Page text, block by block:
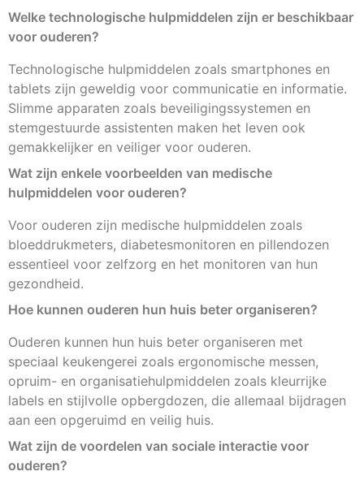
Welke technologische hulpmiddelen zijn er beschikbaar
voor ouderen?
Technologische hulpmiddelen zoals smartphones en
tablets zijn geweldig voor communicatie en informatie.
Slimme apparaten zoals beveiligingssystemen en
stemgestuurde assistenten maken het leven ook
gemakkelijker en veiliger voor ouderen.
Wat zijn enkele voorbeelden van medische
hulpmiddelen voor ouderen?
Voor ouderen zijn medische hulpmiddelen zoals
bloeddrukmeters, diabetesmonitoren en pillendozen
essentieel voor zelfzorg en het monitoren van hun
gezondheid.
Hoe kunnen ouderen hun huis beter organiseren?
Ouderen kunnen hun huis beter organiseren met
speciaal keukengerei zoals ergonomische messen,
opruim- en organisatiehulpmiddelen zoals kleurrijke
labels en stijlvolle opbergdozen, die allemaal bijdragen
aan een opgeruimd en veilig huis.
Wat zijn de voordelen van sociale interactie voor
ouderen?